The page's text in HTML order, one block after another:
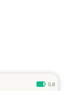
0.8